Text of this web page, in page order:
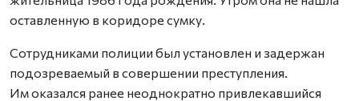
оставленную в коридоре сумку.
Сотрудниками полиции был установлен и задержан
подозреваемый в совершении преступления.
Им оказался ранее неоднократно привлекавшийся